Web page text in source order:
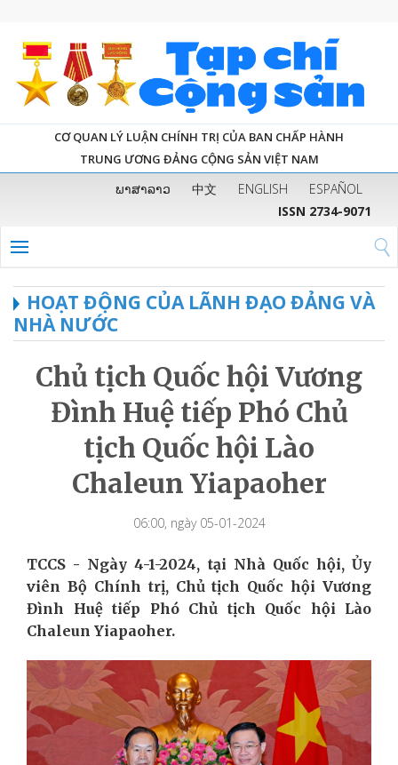
CƠ QUAN LÝ LUẬN CHÍNH TRỊ CỦA BAN CHẤP HÀNH
TRUNG ƯƠNG ĐẢNG CỘNG SẢN VIỆT NAM
ພາສາລາວ 中文 ENGLISH
ESPAÑOL
ISSN 2734-9071
HOẠT ĐỘNG CỦA LÃNH ĐẠO ĐẢNG VÀ
NHÀ NƯỚC
Chủ tịch Quốc hội Vương
Đình Huệ tiếp Phó Chủ
tịch Quốc hội Lào
Chaleun Yiapaoher
06:00, ngày 05-01-2024
TCCS - Ngày 4-1-2024, tại Nhà Quốc hội, Ủy
viên Bộ Chính trị, Chủ tịch Quốc hội Vương
Đình Huệ tiếp Phó Chủ tịch Quốc hội Lào
Chaleun Yiapaoher.